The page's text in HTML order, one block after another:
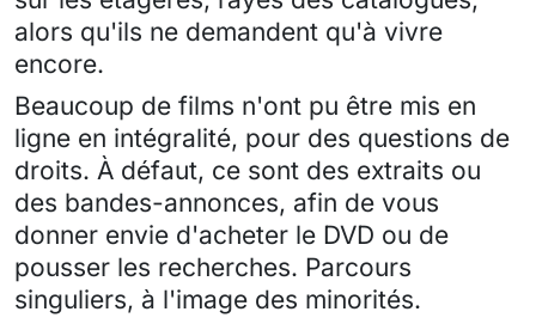
alors qu'ils ne demandent qu'à vivre
encore.
Beaucoup de films n'ont pu être mis en
ligne en intégralité, pour des questions de
droits. À défaut, ce sont des extraits ou
des bandes-annonces, afin de vous
donner envie d'acheter le DVD ou de
pousser les recherches. Parcours
singuliers, à l'image des minorités.